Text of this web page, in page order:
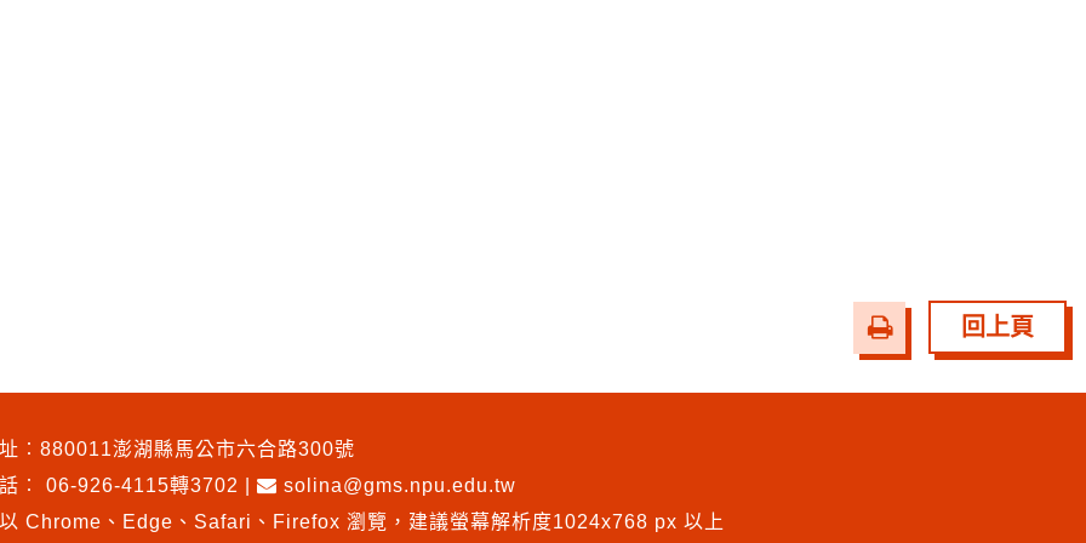
友
善
回上頁
︰880011澎湖縣馬公市六合路300號
︰ 06-926-4115轉3702
solina@gms.npu.edu.tw
Chrome、Edge、Safari、Firefox 瀏覽 ， 建議螢幕解析度1024x768 px 以上